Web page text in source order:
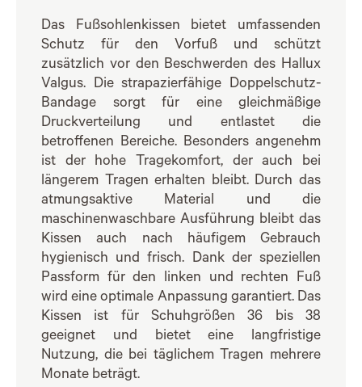
Das Fußsohlenkissen bietet umfassenden
Schutz für den Vorfuß und schützt
zusätzlich vor den Beschwerden des Hallux
Valgus. Die strapazierfähige Doppelschutz-
Bandage sorgt für eine gleichmäßige
Druckverteilung und entlastet die
betroffenen Bereiche. Besonders angenehm
ist der hohe Tragekomfort, der auch bei
längerem Tragen erhalten bleibt. Durch das
atmungsaktive Material und die
maschinenwaschbare Ausführung bleibt das
Kissen auch nach häufigem Gebrauch
hygienisch und frisch. Dank der speziellen
Passform für den linken und rechten Fuß
wird eine optimale Anpassung garantiert. Das
Kissen ist für Schuhgrößen 36 bis 38
geeignet und bietet eine langfristige
Nutzung, die bei täglichem Tragen mehrere
Monate beträgt.